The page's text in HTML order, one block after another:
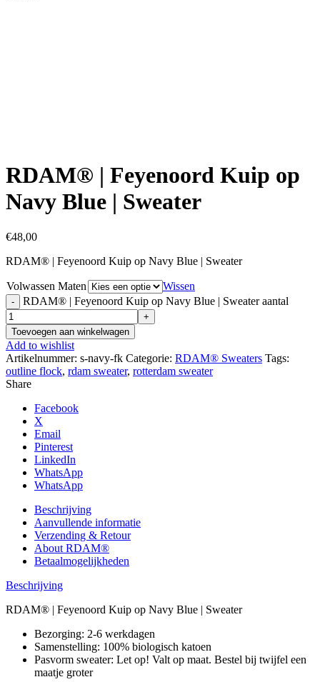
RDAM® | Feyenoord Kuip op
Navy Blue | Sweater
€48,00
RDAM® | Feyenoord Kuip op Navy Blue | Sweater
Volwassen Maten
Wissen
RDAM® | Feyenoord Kuip op Navy Blue | Sweater aantal
Toevoegen aan winkelwagen
Add to wishlist
Artikelnummer: s-navy-fk Categorie: RDAM® Sweaters Tags:
outline flock, rdam sweater, rotterdam sweater
Share
Facebook
X
Email
Pinterest
LinkedIn
WhatsApp
WhatsApp
Beschrijving
Aanvullende informatie
Verzending & Retour
About RDAM®
Betaalmogelijkheden
Beschrijving
RDAM® | Feyenoord Kuip op Navy Blue | Sweater
Bezorging: 2-6 werkdagen
Samenstelling: 100% biologisch katoen
Pasvorm sweater: Let op! Valt op maat. Bestel bij twijfel een
maatje groter